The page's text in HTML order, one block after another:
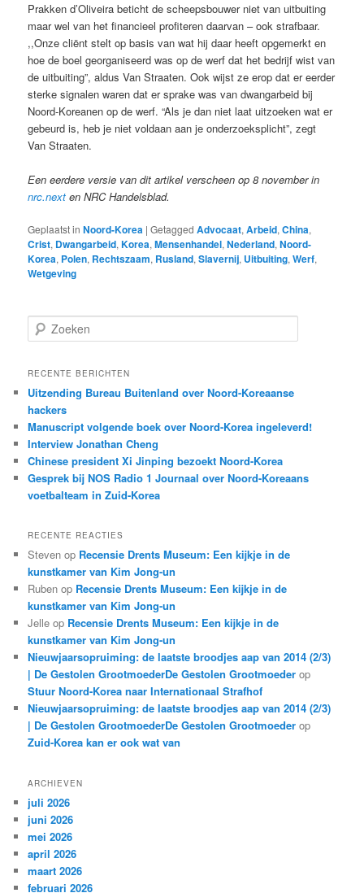
Prakken d’Oliveira beticht de scheepsbouwer niet van uitbuiting
maar wel van het financieel profiteren daarvan – ook strafbaar.
,,Onze cliënt stelt op basis van wat hij daar heeft opgemerkt en
hoe de boel georganiseerd was op de werf dat het bedrijf wist van
de uitbuiting”, aldus Van Straaten. Ook wijst ze erop dat er eerder
sterke signalen waren dat er sprake was van dwangarbeid bij
Noord-Koreanen op de werf. “Als je dan niet laat uitzoeken wat er
gebeurd is, heb je niet voldaan aan je onderzoeksplicht”, zegt
Van Straaten.
Een eerdere versie van dit artikel verscheen op 8 november in
nrc.next en NRC Handelsblad.
Geplaatst in Noord-Korea |Getagged Advocaat,Arbeid,China,
Crist, Dwangarbeid,Korea,Mensenhandel,Nederland,Noord-
Korea, Polen, Rechtszaam, Rusland,Slavernij, Uitbuiting,Werf,
Wetgeving
o
k
n
RECENTE BERICHTEN
Uitzending Bureau Buitenland over Noord-Koreaanse
hackers
Manuscript volgende boek over Noord-Korea ingeleverd!
Interview Jonathan Cheng
Chinese president Xi Jinping bezoekt Noord-Korea
Gesprek bij NOS Radio 1 Journaal over Noord-Koreaans
voetbalteam in Zuid-Korea
RECENTE REACTIES
Steven op Recensie Drents Museum: Een kijkje in de
kunstkamer van Kim Jong-un
Ruben op Recensie Drents Museum: Een kijkje in de
kunstkamer van Kim Jong-un
Jelle op Recensie Drents Museum: Een kijkje in de
kunstkamer van Kim Jong-un
Nieuwjaarsopruiming: de laatste broodjes aap van 2014 (2/3)
| De Gestolen GrootmoederDe Gestolen Grootmoeder op
Stuur Noord-Korea naar Internationaal Strafhof
Nieuwjaarsopruiming: de laatste broodjes aap van 2014 (2/3)
| De Gestolen GrootmoederDe Gestolen Grootmoeder op
Zuid-Korea kan er ook wat van
ARCHIEVEN
juli 2026
juni 2026
mei 2026
april 2026
maart 2026
februari 2026